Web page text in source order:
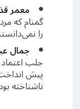
معمر
گمنام که
را
جمال
جلب
پیش
ناشناخته